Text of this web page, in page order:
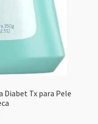
Diabet Tx para Pele